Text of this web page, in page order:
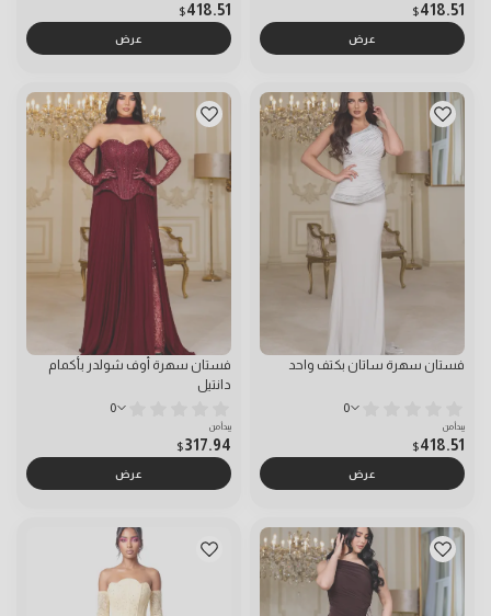
418.51
$
عرض
418.51
$
عرض
فستان سهرة ساتان بكتف واحد
0
يبدأ من
418.51
$
عرض
فستان سهرة أوف شولدر بأكمام
دانتيل
0
يبدأ من
317.94
$
عرض